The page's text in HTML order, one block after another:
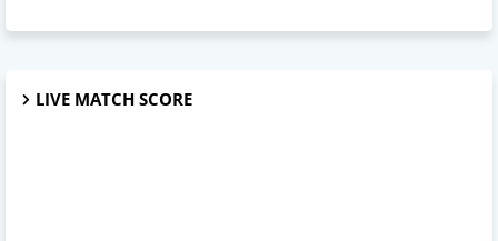
LIVE MATCH SCORE